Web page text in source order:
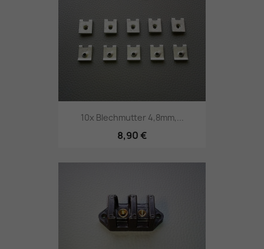
10x Blechmutter 4,8mm,...
8,90 €